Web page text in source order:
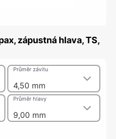
zápustná hlava, TS,
4,50 mm
Průměr závitu
9,00 mm
Průměr hlavy